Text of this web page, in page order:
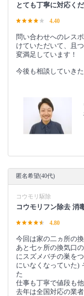
とても丁寧に対応く
4.40
問い合わせへのレス
けていただいて、且
変満足しています！
今後も相談していき
匿名希望(40代)
コウモリ駆除
コウモリフン除去 消
4.80
今回は家の二ヵ所の
あと七ヶ所の換気口
にスズメバチの巣を
にいなくなっていた)
た
仕事も丁寧で値段も
去年は全国対応の業